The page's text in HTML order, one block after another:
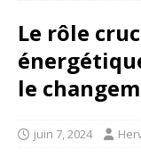
Le rôle
le
juin 7, 2024